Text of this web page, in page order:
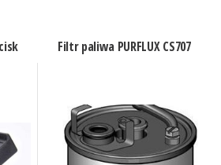
Filtr paliwa PURFLUX CS707